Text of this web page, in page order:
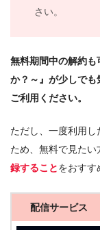
さい。
無料期間中の解約
か？～』が少しで
ご利用ください。
ただし、一度利用
ため、無料で見たい
録することをおすす
配信サービス